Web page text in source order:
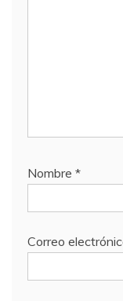
Nombre *
Correo